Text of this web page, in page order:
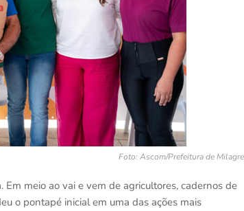
Foto: Ascom/Prefeitura de
meio ao vai e vem de agricultores, cadernos de
o pontapé inicial em uma das ações mais